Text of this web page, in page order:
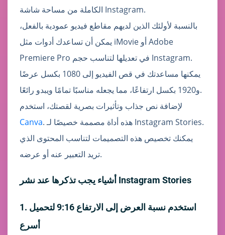
الكاملة من مساحة شاشة Instagram.
بالنسبة لأولئك الذين لديهم مقاطع فيديو عمودية بالفعل،
يمكن أن تساعدك أدوات مثل iMovie أو Adobe
Premiere Pro في تعديلها لتناسب حجم Instagram.
يمكنها مساعدتك في قص الفيديو إلى 1080 بكسل عرضًا
و1920 بكسل ارتفاعًا، مما يجعله مناسبًا تمامًا ويبدو رائعًا.
لإضافة نص جذاب وتأثيرات بصرية لقصتك، استخدم
Canva. هذه أداة مصممة خصيصًا لـ Instagram Stories.
يمكنك تخصيص هذه التصميمات لتناسب المحتوى الذي
تريد التعبير عنه أو عرضه.
أشياء يجب تذكرها عند نشر Instagram Stories
1. استخدم نسبة العرض إلى الارتفاع 9:16 لتحميل
أسرع